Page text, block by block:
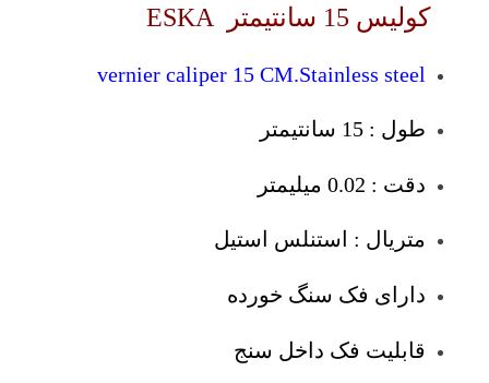
کولیس 15 سانتیمتر ESKA
vernier caliper 15 CM.Stainless steel
طول : 15 سانتیمتر
دقت : 0.02 میلیمتر
متریال : استنلس استیل
دارای فک سنگ خورده
قابلیت فک داخل سنج